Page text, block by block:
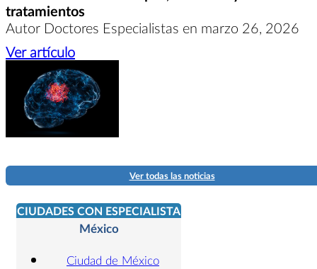
tratamientos
Autor Doctores Especialistas en marzo 26, 2026
Ver artículo
Ver todas las noticias
CIUDADES CON ESPECIALISTA
México
Ciudad de México